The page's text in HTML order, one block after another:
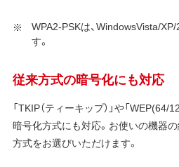
WPA2-PSKは、WindowsVista/
す。
従来方式の暗号化にも対応
「TKIP（ティーキップ）」や「
暗号化方式にも対応。お使いの機器
方式をお選びいただけます。